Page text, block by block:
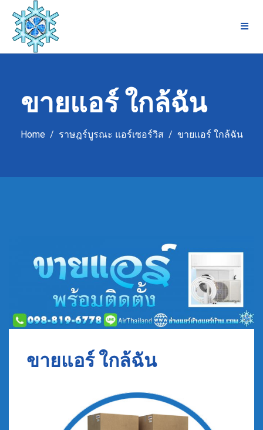
content
ขายแอร์ ใกล้ฉัน
Home ราษฎร์บูรณะ แอร์เซอร์วิส ขายแอร์ ใกล้ฉัน
ขายแอร์ ใกล้ฉัน